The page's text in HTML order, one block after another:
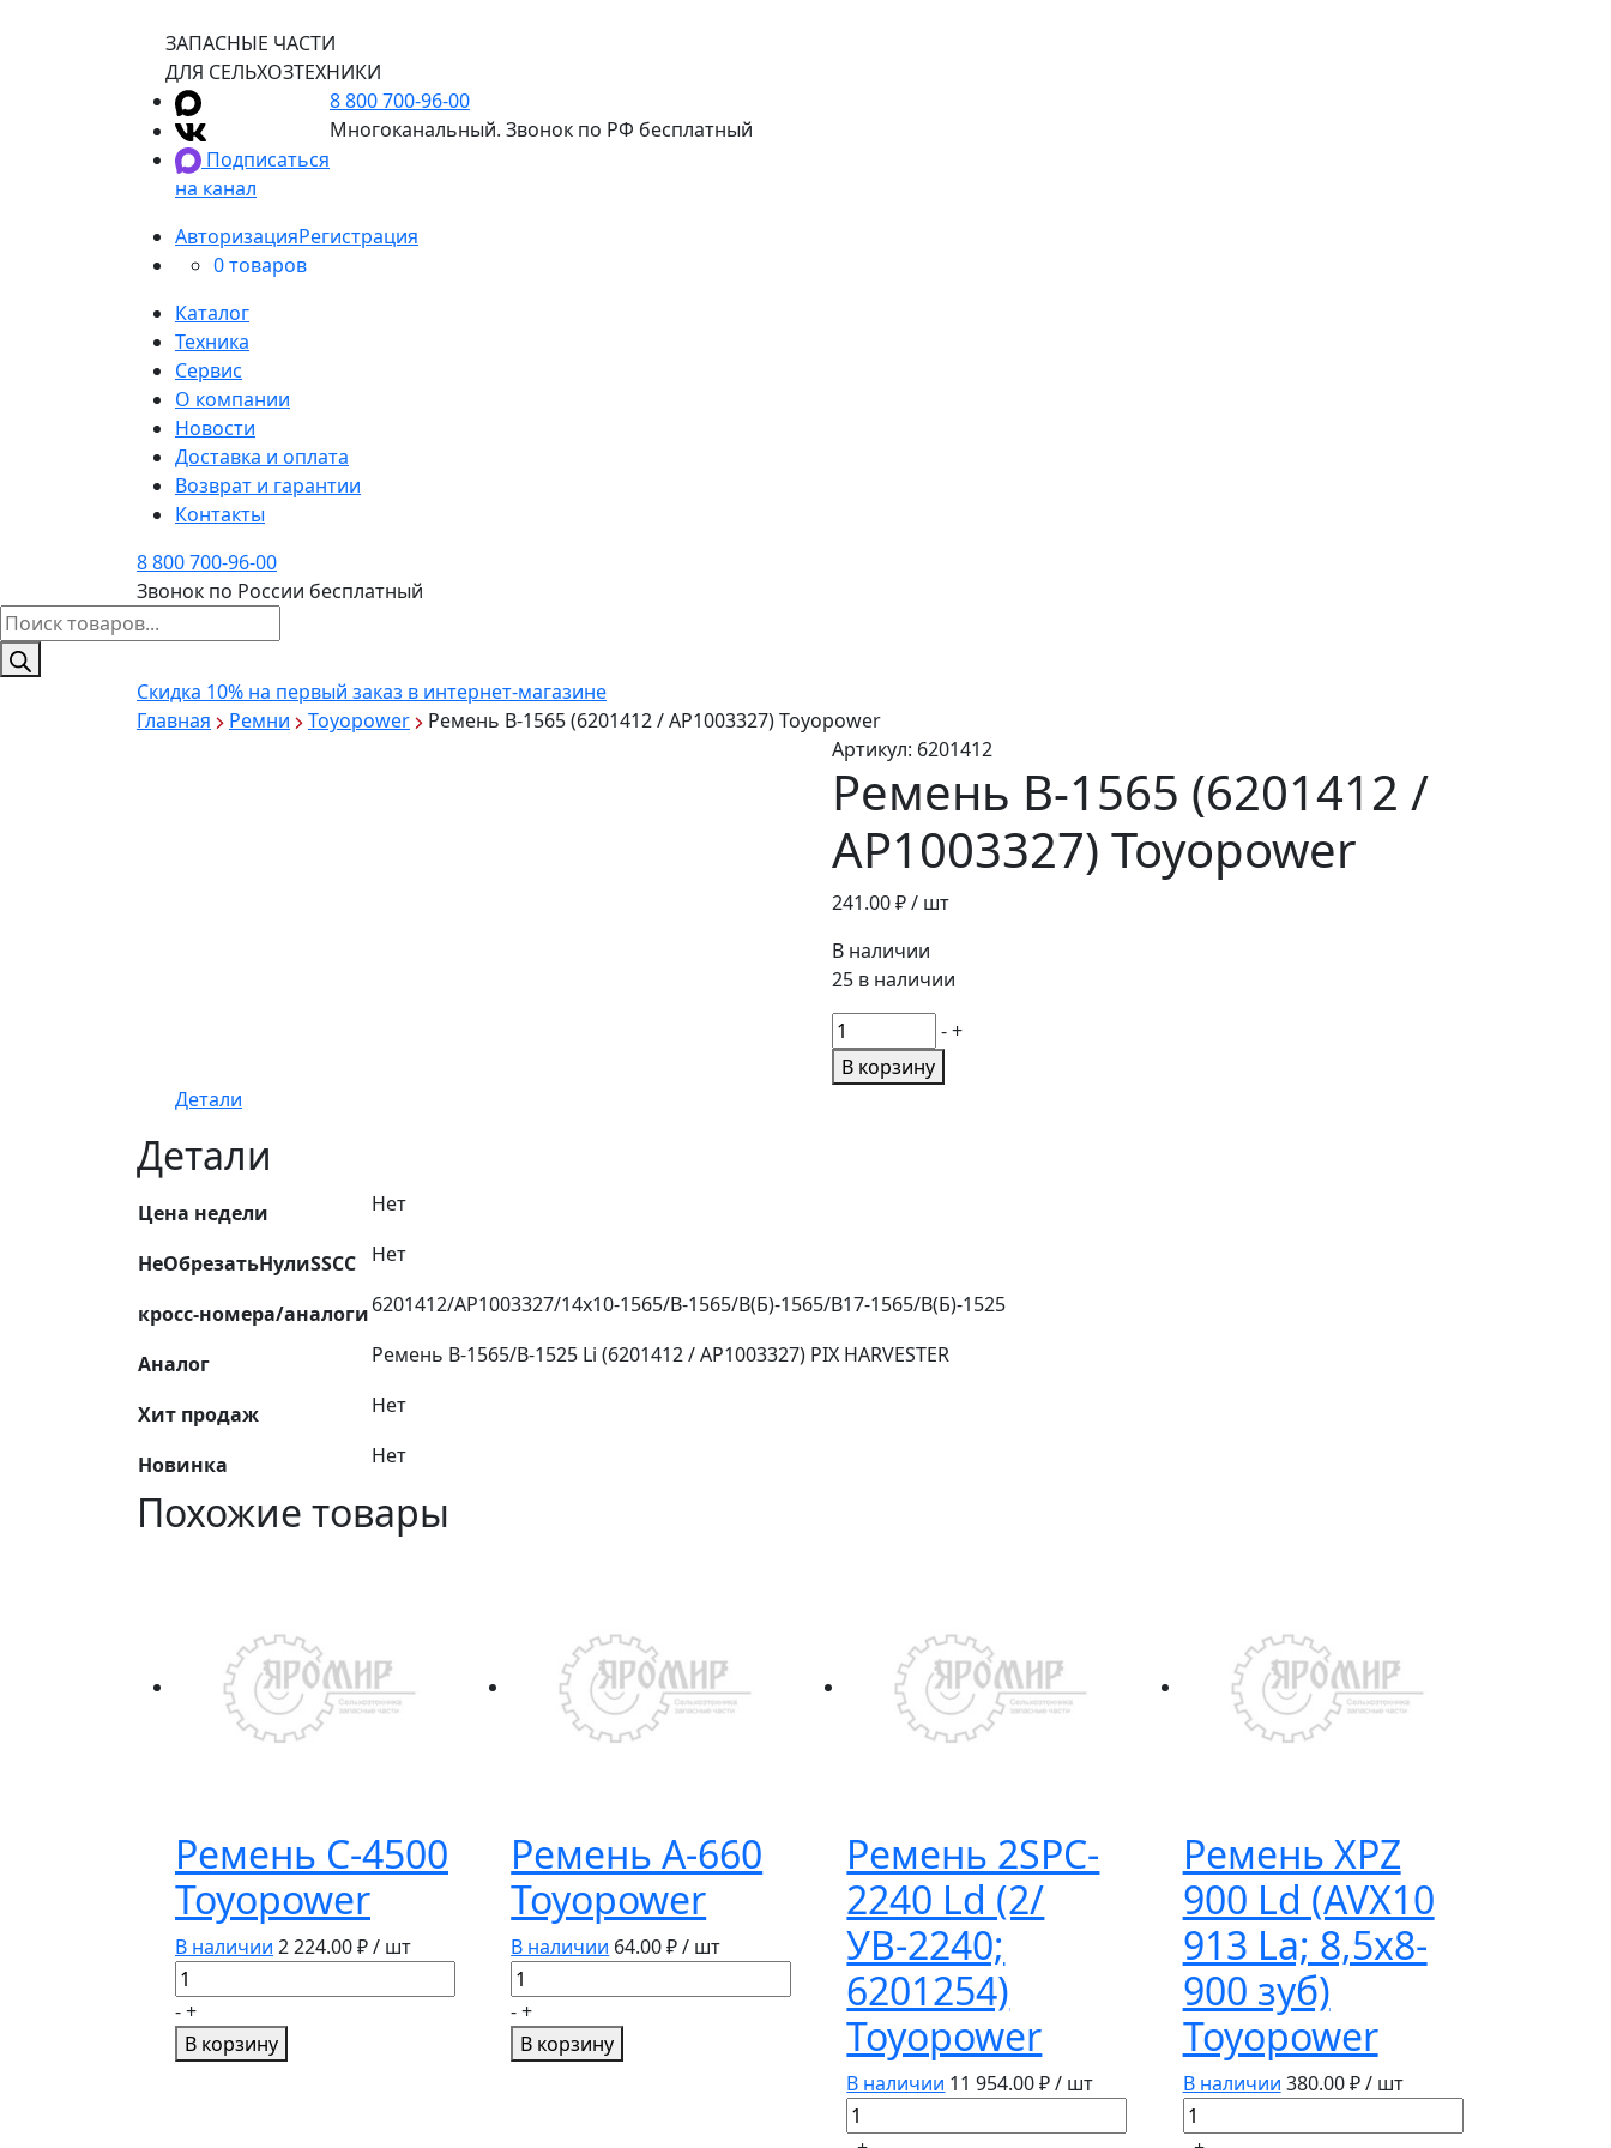
ЗАПАСНЫЕ ЧАСТИ
ДЛЯ СЕЛЬХОЗТЕХНИКИ
Подписаться
на канал
8 800 700-96-00
Многоканальный. Звонок по РФ бесплатный
АвторизацияРегистрация
0 товаров
Каталог
Техника
Сервис
О компании
Новости
Доставка и оплата
Возврат и гарантии
Контакты
8 800 700-96-00
Звонок по России бесплатный
Поиск
товаров
Скидка 10% на первый заказ в интернет-магазине
Главная
Ремни Toyopower
Ремень B-1565 (6201412 / АР1003327) Toyopower
Артикул: 6201412
Ремень B-1565 (6201412 /
АР1003327) Toyopower
241.00₽ / шт
В наличии
25 в наличии
Количество
товара
Ремень
-+
В корзину
Детали
Детали
Цена недели Нет
НеОбрезатьНулиSSCC Нет
кросс-номера/аналоги6201412/АР1003327/14х10-1565/В-1565/В(Б)-1565/В17-1565/В(Б)-1525
Аналог Ремень B-1565/B-1525 Li (6201412 / АР1003327) PIX HARVESTER
Хит продаж Нет
Новинка Нет
Похожие товары
Ремень С-4500
Toyopower
В наличии 2 224.00₽ / шт
Количество
товара
Ремень
С-4500
-+
В корзину
Ремень А-660
Toyopower
В наличии 64.00₽ / шт
Количество
товара
Ремень
А-660
-+
В корзину
Ремень 2SPC-
2240 Ld (2/
УВ-2240;
6201254)
Toyopower
В наличии 11 954.00₽ / шт
Количество
товара
Ремень XPZ
900 Ld (AVX10
913 La; 8,5х8-
900 зуб)
Toyopower
В наличии 380.00₽ / шт
Количество
товара